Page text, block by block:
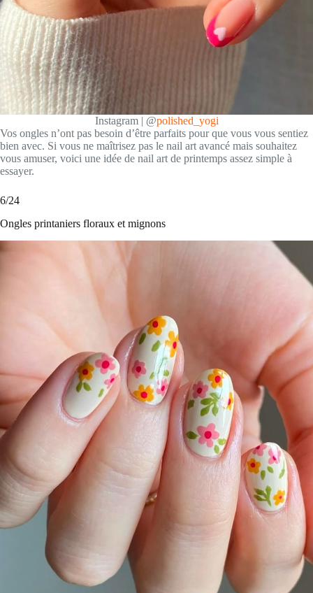
Instagram | @polished_yogi
Vos ongles n’ont pas besoin d’être parfaits pour que vous vous sentiez
bien avec. Si vous ne maîtrisez pas le nail art avancé mais souhaitez
vous amuser, voici une idée de nail art de printemps assez simple à
essayer.
6/24
Ongles printaniers floraux et mignons